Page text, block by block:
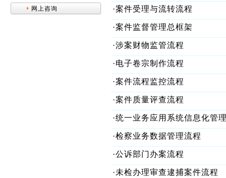
网上咨询 ·案件受理与流转流程
·案件监督管理总框架
·涉案财物监管流程
·电子卷宗制作流程
·案件流程监控流程
·案件质量评查流程
·统一业务应用系统信息化管
·检察业务数据管理流程
·公诉部门办案流程
·未检办理审查逮捕案件流程